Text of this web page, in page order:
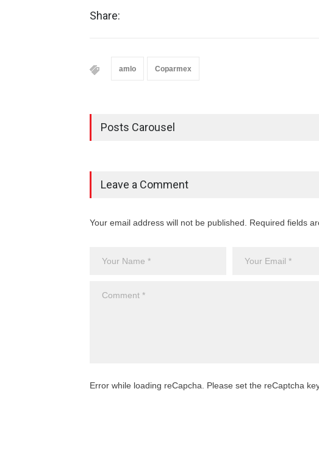
Share:
amlo Coparmex
Posts Carousel
Leave a Comment
Your email address will not be published. Required fields
Error while loading reCapcha. Please set the reCaptcha